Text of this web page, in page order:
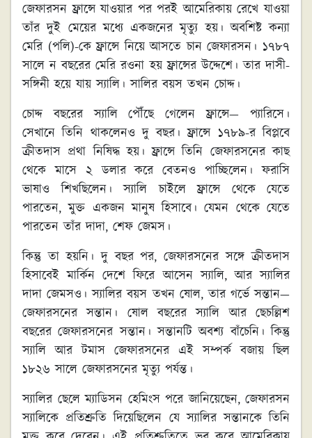
জেফারসন ফ্রান্সে যাওয়ার পর পরই আমেরিকায় রেখে যাওয়া
তাঁর দুই মেয়ের মধ্যে একজনের মৃত্যু হয়। অবশিষ্ট কন্যা
মেরি (পলি)-কে ফ্রান্সে নিয়ে আসতে চান জেফারসন। ১৭৮৭
সালে ন বছরের মেরি রওনা হয় ফ্রান্সের উদ্দেশে। তার দাসী-
সঙ্গিনী হয়ে যায় স্যালি। সালির বয়স তখন চোদ্দ।
চোদ্দ বছরের স্যালি পৌঁছে গেলেন ফ্রান্সে— প্যারিসে।
সেখানে তিনি থাকলেনও দু বছর। ফ্রান্সে ১৭৮৯-র বিপ্লবে
ক্রীতদাস প্রথা নিষিদ্ধ হয়। ফ্রান্সে তিনি জেফারসনের কাছ
থেকে মাসে ২ ডলার করে বেতনও পাচ্ছিলেন। ফরাসি
ভাষাও শিখছিলেন। স্যালি চাইলে ফ্রান্সে থেকে যেতে
পারতেন, মুক্ত একজন মানুষ হিসাবে। যেমন থেকে যেতে
পারতেন তাঁর দাদা, শেফ জেমস।
কিন্তু তা হয়নি। দু বছর পর, জেফারসনের সঙ্গে ক্রীতদাস
হিসাবেই মার্কিন দেশে ফিরে আসেন স্যালি, আর স্যালির
দাদা জেমসও। স্যালির বয়স তখন ষোল, তার গর্ভে সন্তান—
জেফারসনের সন্তান। ষোল বছরের স্যালি আর ছেচল্লিশ
বছরের জেফারসনের সন্তান। সন্তানটি অবশ্য বাঁচেনি। কিন্তু
স্যালি আর টমাস জেফারসনের এই সম্পর্ক বজায় ছিল
১৮২৬ সালে জেফারসনের মৃত্যু পর্যন্ত।
স্যালির ছেলে ম্যাডিসন হেমিংস পরে জানিয়েছেন, জেফারসন
স্যালিকে প্রতিশ্রুতি দিয়েছিলেন যে স্যালির সন্তানকে তিনি